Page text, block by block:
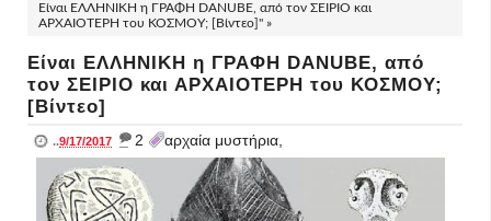
Είναι ΕΛΛΗΝΙΚΗ η ΓΡΑΦΗ DANUBE, από τον ΣΕΙΡΙΟ και
ΑΡΧΑΙΟΤΕΡΗ του ΚΟΣΜΟΥ; [Βίντεο]" »
Είναι ΕΛΛΗΝΙΚΗ η ΓΡΑΦΗ DANUBE, από
τον ΣΕΙΡΙΟ και ΑΡΧΑΙΟΤΕΡΗ του ΚΟΣΜΟΥ;
[Βίντεο]
..9/17/2017 _ 2 αρχαία μυστήρια,